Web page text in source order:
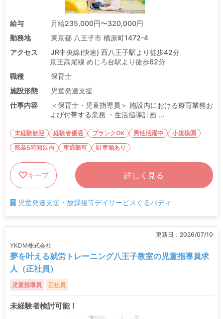
給与
月給235,000円〜320,000円
勤務地
東京都 八王子市 楢原町1472-4
アクセス
JR中央線(快速) 西八王子駅より徒歩42分
京王高尾線 めじろ台駅より徒歩62分
職種
保育士
施設形態
児童発達支援
仕事内容
＜保育士・児童指導員＞ 施設内における療育業務お
よび付帯する業務 ・生活指導計画 ...
未経験歓迎 経験者優遇 ブランクOK 男性活躍中
小規模園
残業5時間以内
車通勤可 駐車場あり
キープ 詳しく見る
児童発達支援・放課後等デイサービスぐるバディ
更新日： 2026/07/10
YKDM株式会社
夢を叶える就労トレーニング八王子教室の児童指導員求
人（正社員）
児童指導員 正社員
未経験者検討可能！